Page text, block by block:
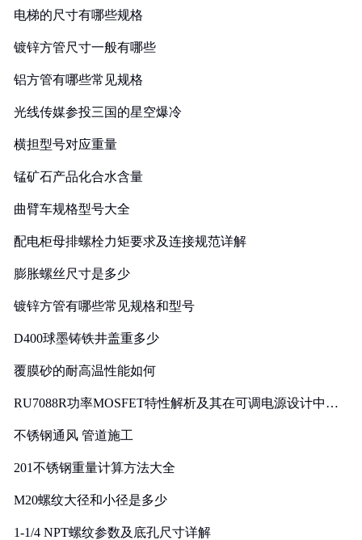
电梯的尺寸有哪些规格
镀锌方管尺寸一般有哪些
铝方管有哪些常见规格
光线传媒参投三国的星空爆冷
横担型号对应重量
锰矿石产品化合水含量
曲臂车规格型号大全
配电柜母排螺栓力矩要求及连接规范详解
膨胀螺丝尺寸是多少
镀锌方管有哪些常见规格和型号
D400球墨铸铁井盖重多少
覆膜砂的耐高温性能如何
RU7088R功率MOSFET特性解析及其在可调电源设计中的
不锈钢通风 管道施工
201不锈钢重量计算方法大全
M20螺纹大径和小径是多少
1-1/4 NPT螺纹参数及底孔尺寸详解